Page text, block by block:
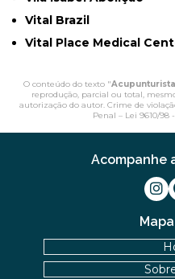
Vital Brazil
Vital Place Medical
O conteúdo do texto "
reprodução, parcial ou total,
autorização do autor. Crime de
Penal – Lei 9610/98
Acompanhe